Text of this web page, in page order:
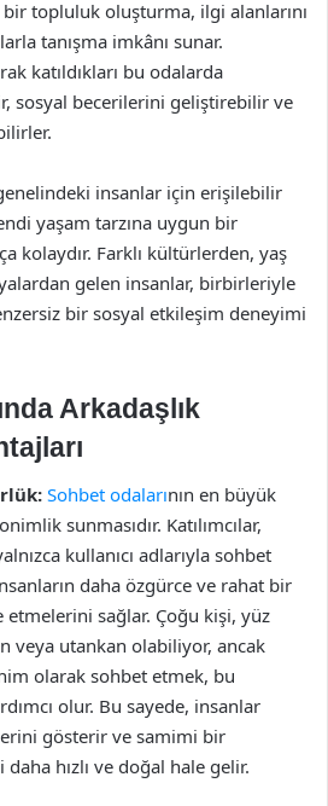
topluluk oluşturma, ilgi alanlarını
tanışma imkânı sunar.
katıldıkları bu odalarda
sosyal becerilerini geliştirebilir ve
insanlar için erişilebilir
yaşam tarzına uygun bir
kolaydır. Farklı kültürlerden, yaş
gelen insanlar, birbirleriyle
bir sosyal etkileşim deneyimi
Arkadaşlık
Sohbet odalarının en büyük
sunmasıdır. Katılımcılar,
kullanıcı adlarıyla sohbet
daha özgürce ve rahat bir
sağlar. Çoğu kişi, yüz
veya utankan olabiliyor, ancak
olarak sohbet etmek, bu
olur. Bu sayede, insanlar
gösterir ve samimi bir
hızlı ve doğal hale gelir.